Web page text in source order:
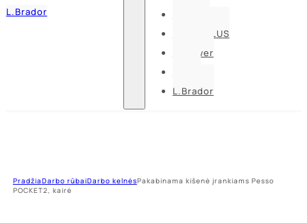
L.Brador
DELTA PLUS
U-power
L.Brador
PradžiaDarbo rūbaiDarbo kelnėsPakabinama kišenė įrankiams Pesso
POCKET2, kairė